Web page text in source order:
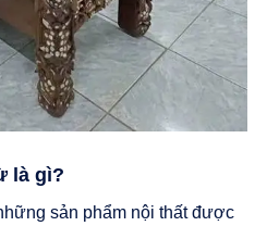
là gì?
sản phẩm nội thất được